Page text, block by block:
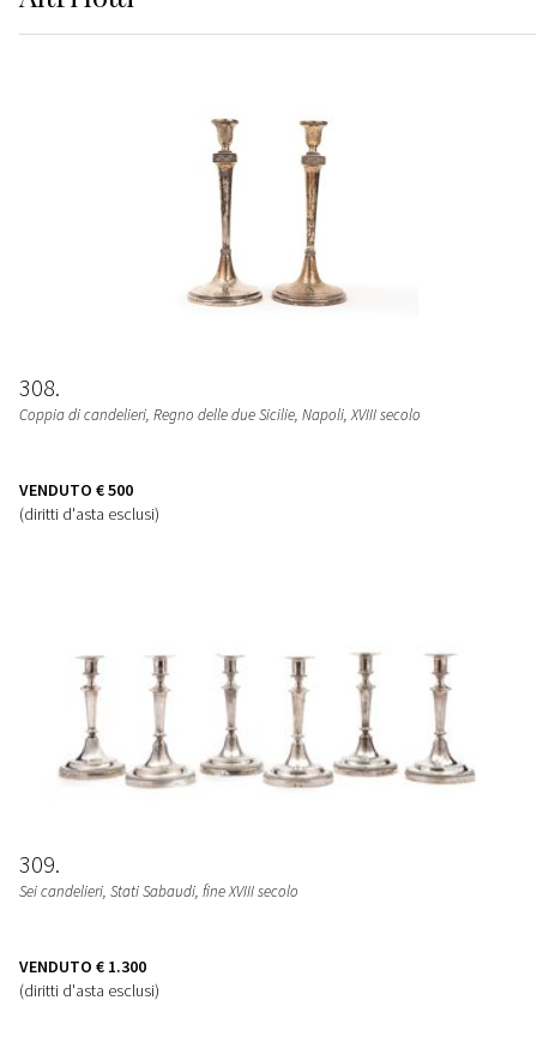
308
Coppia di candelieri, Regno delle due Sicilie, Napoli, XVIII secolo
VENDUTO € 500
(diritti d'asta esclusi)
309
Sei candelieri, Stati Sabaudi, fine XVIII secolo
VENDUTO € 1.300
(diritti d'asta esclusi)